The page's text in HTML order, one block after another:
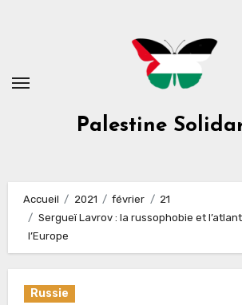
Palestine
Accueil 2021 février
21
Sergueï Lavrov : la russophobie et
l’Europe
Russie